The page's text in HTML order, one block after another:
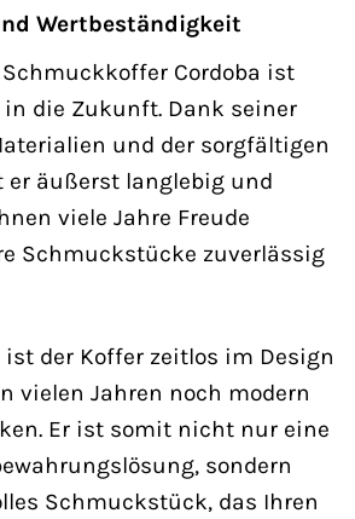
Wertbeständigkeit
Cordoba ist
die Zukunft. Dank seiner
und der sorgfältigen
er äußerst langlebig und
viele Jahre Freude
Schmuckstücke zuverlässig
der Koffer zeitlos im Design
vielen Jahren noch modern
Er ist somit nicht nur eine
sondern
Schmuckstück, das Ihren